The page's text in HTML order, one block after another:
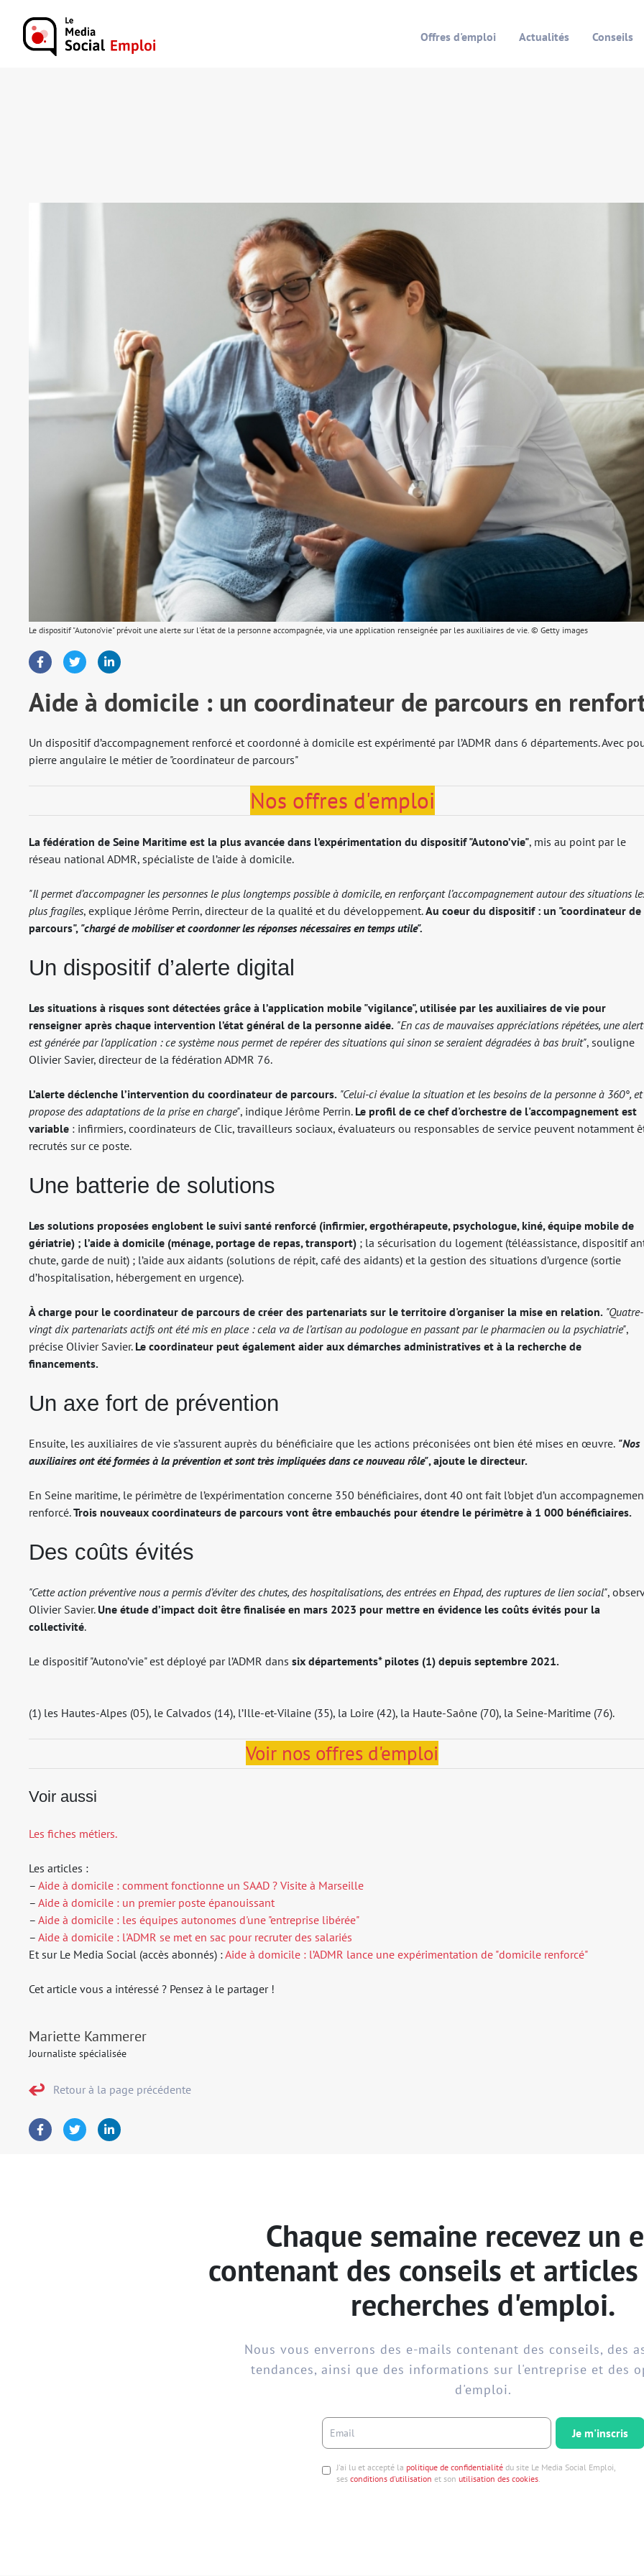
Offres d'emploi Actualités Conseils
Le dispositif "Autono’vie" prévoit une alerte sur l'état de la personne accompagnée, via une application renseignée par les auxiliaires de vie. © Getty images
Aide à domicile : un coordinateur de parcours en
Un dispositif d’accompagnement renforcé et coordonné à domicile est expérimenté par l’ADMR dans 6 départements. Avec
pierre angulaire le métier de "coordinateur de parcours"
Nos offres d'emploi
La fédération de Seine Maritime est la plus avancée dans l’expérimentation du dispositif "Autono’vie", mis au point par le
réseau national ADMR, spécialiste de l’aide à domicile.
"Il permet d’accompagner les personnes le plus longtemps possible à domicile, en renforçant l’accompagnement autour des situations
plus fragiles, explique Jérôme Perrin, directeur de la qualité et du développement.Au coeur du dispositif : un "coordinateur de
parcours", "chargé de mobiliser et coordonner les réponses nécessaires en temps utile".
Un dispositif d’alerte digital
Les situations à risques sont détectées grâce à l’application mobile "vigilance", utilisée par les auxiliaires de vie pour
renseigner après chaque intervention l’état général de la personne aidée. "En cas de mauvaises appréciations répétées, une
est générée par l’application : ce système nous permet de repérer des situations qui sinon se seraient dégradées à bas bruit", souligne
Olivier Savier, directeur de la fédération ADMR 76.
L’alerte déclenche l’intervention du coordinateur de parcours. "Celui-ci évalue la situation et les besoins de la personne à 360°, et
propose des adaptations de la prise en charge", indique Jérôme Perrin. Le profil de ce chef d'orchestre de l'accompagnement est
variable : infirmiers, coordinateurs de Clic, travailleurs sociaux, évaluateurs ou responsables de service peuvent notamment
recrutés sur ce poste.
Une batterie de solutions
Les solutions proposées englobent le suivi santé renforcé (infirmier, ergothérapeute, psychologue, kiné, équipe mobile de
gériatrie) ; l’aide à domicile (ménage, portage de repas, transport) ; la sécurisation du logement (téléassistance, dispositif
chute, garde de nuit) ; l’aide aux aidants (solutions de répit, café des aidants) et la gestion des situations d’urgence (sortie
d’hospitalisation, hébergement en urgence).
À charge pour le coordinateur de parcours de créer des partenariats sur le territoire d'organiser la mise en relation. "Quatre-
vingt dix partenariats actifs ont été mis en place : cela va de l’artisan au podologue en passant par le pharmacien ou la psychiatrie",
précise Olivier Savier. Le coordinateur peut également aider aux démarches administratives et à la recherche de
financements.
Un axe fort de prévention
Ensuite, les auxiliaires de vie s’assurent auprès du bénéficiaire que les actions préconisées ont bien été mises en œuvre. "Nos
auxiliaires ont été formées à la prévention et sont très impliquées dans ce nouveau rôle", ajoute le directeur.
En Seine maritime, le périmètre de l’expérimentation concerne 350 bénéficiaires, dont 40 ont fait l’objet d’un
renforcé.Trois nouveaux coordinateurs de parcours vont être embauchés pour étendre le périmètre à 1 000 bénéficiaires.
Des coûts évités
"Cette action préventive nous a permis d’éviter des chutes, des hospitalisations, des entrées en Ehpad, des ruptures de lien social",
Olivier Savier. Une étude d’impact doit être finalisée en mars 2023 pour mettre en évidence les coûts évités pour la
collectivité.
Le dispositif "Autono’vie" est déployé par l’ADMR dans six départements* pilotes (1) depuis septembre 2021.
(1) les Hautes-Alpes (05), le Calvados (14), l’Ille-et-Vilaine (35), la Loire (42), la Haute-Saône (70), la Seine-Maritime (76).
Voir nos offres d'emploi
Voir aussi
Les fiches métiers.
Les articles :
– Aide à domicile : comment fonctionne un SAAD ? Visite à Marseille
– Aide à domicile : un premier poste épanouissant
– Aide à domicile : les équipes autonomes d'une "entreprise libérée"
– Aide à domicile : l'ADMR se met en sac pour recruter des salariés
Et sur Le Media Social (accès abonnés) :Aide à domicile : l’ADMR lance une expérimentation de "domicile renforcé"
Cet article vous a intéressé ? Pensez à le partager !
Mariette Kammerer
Journaliste spécialisée
Retour à la page précédente
Chaque semaine recevez un
contenant des conseils et
recherches d'emploi.
Nous vous enverrons des e-mails contenant des conseils, des
tendances, ainsi que des informations sur l'entreprise et des
d'emploi.
Je m'inscris
J'ai lu et accepté la politique de confidentialité du site Le Media Social Emploi,
ses conditions d'utilisation et son utilisation des cookies.